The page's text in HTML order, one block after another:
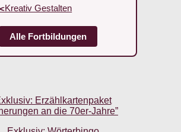
Gestalten
Alle Fortbildungen